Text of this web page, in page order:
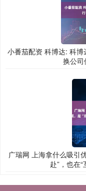
小番茄配资 科博达: 科
换公
广瑞网 上海拿什么吸引
赴”，也在